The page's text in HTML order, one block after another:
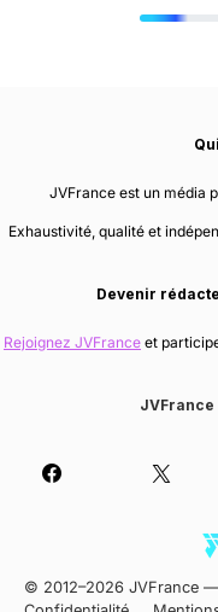
JVFrance est un média
Exhaustivité, qualité et
Devenir
Rejoignez JVFrance et
© 2012–2026 JVFrance